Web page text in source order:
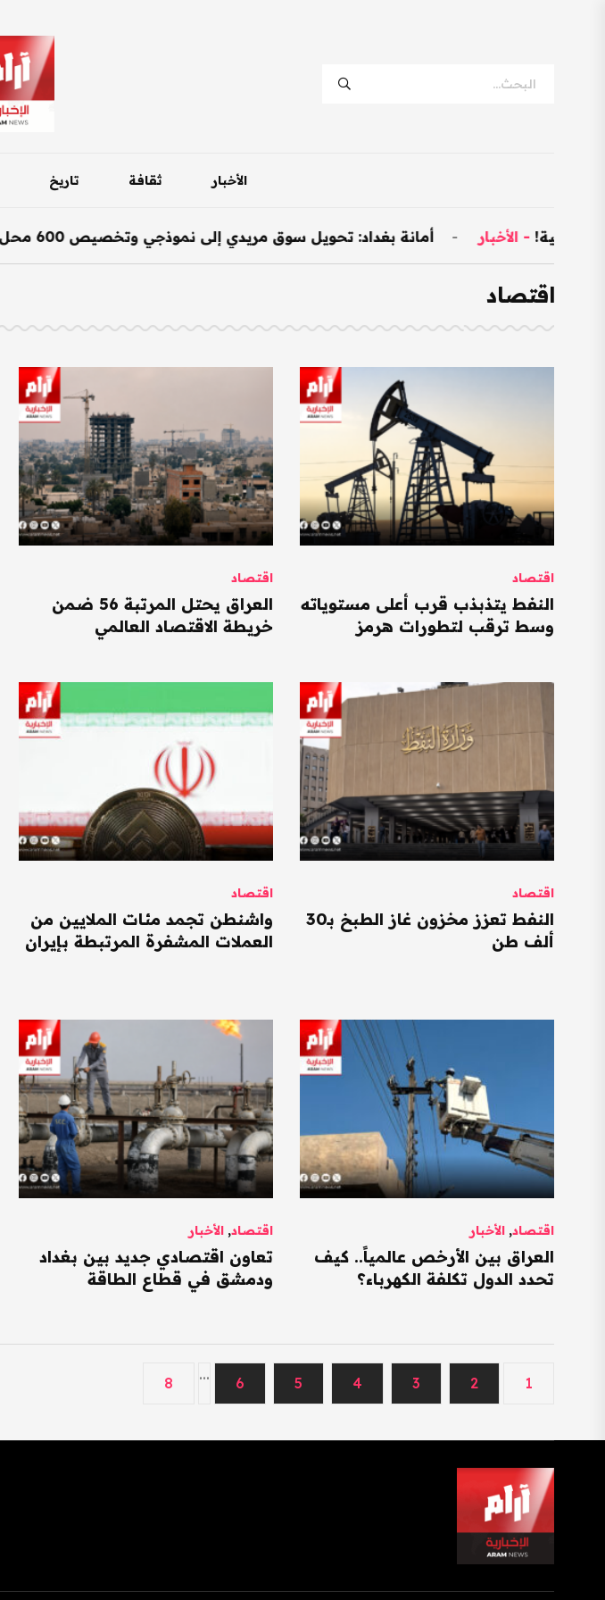
الأخبار ثقافة تاريخ
أمانة بغداد: تحويل سوق مريدي إلى نموذجي وتخصيص 600 محل للمتجاوزين - الأخبار
اقتصاد
اقتصاد
النفط يتذبذب قرب أعلى مستوياته
وسط ترقب لتطورات هرمز
اقتصاد
العراق يحتل المرتبة 56 ضمن
خريطة الاقتصاد العالمي
اقتصاد
النفط تعزز مخزون غاز الطبخ بـ30
ألف طن
اقتصاد
واشنطن تجمد مئات الملايين من
العملات المشفرة المرتبطة بإيران
اقتصاد, الأخبار
العراق بين الأرخص عالمياً.. كيف
تحدد الدول تكلفة الكهرباء؟
اقتصاد, الأخبار
تعاون اقتصادي جديد بين بغداد
ودمشق في قطاع الطاقة
1
2
3
4
5
6
...
8